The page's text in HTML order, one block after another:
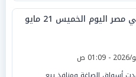
أسعار الذهب في مصر اليوم الخميس 21 مايو